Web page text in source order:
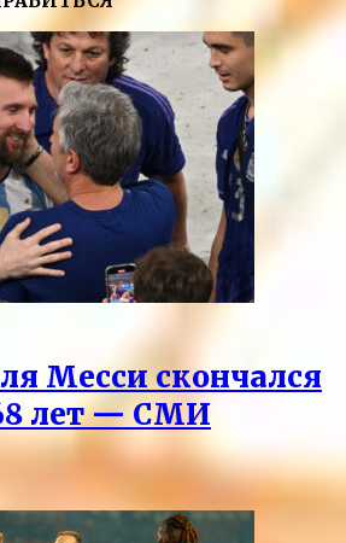
Месси скончался
лет — СМИ